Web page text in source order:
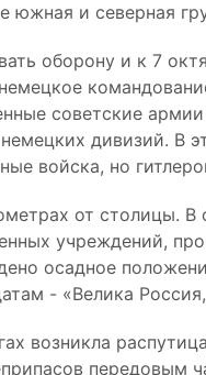
южная и северная
оборону и к 7
советские
дивизий. В
войска, но
от столицы. В
учреждений,
осадное
- «Велика
возникла
передовым